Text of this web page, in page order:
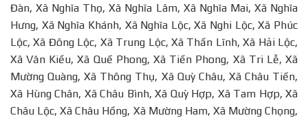
Đàn, Xã Nghĩa Thọ, Xã Nghĩa Lâm, Xã Nghĩa Mai, Xã Nghĩa
Hưng, Xã Nghĩa Khánh, Xã Nghĩa Lộc, Xã Nghi Lộc, Xã Phúc
Lộc, Xã Đông Lộc, Xã Trung Lộc, Xã Thần Lĩnh, Xã Hải Lộc,
Xã Văn Kiều, Xã Quế Phong, Xã Tiền Phong, Xã Tri Lễ, Xã
Mường Quàng, Xã Thông Thụ, Xã Quỳ Châu, Xã Châu Tiến,
Xã Hùng Chân, Xã Châu Bình, Xã Quỳ Hợp, Xã Tam Hợp, Xã
Châu Lộc, Xã Châu Hồng, Xã Mường Ham, Xã Mường Chọng,